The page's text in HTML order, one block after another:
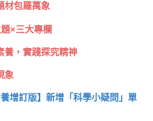
材包羅萬象
×三大專欄
養，實踐探究精神
象
訂版】新增「科學小疑問」單